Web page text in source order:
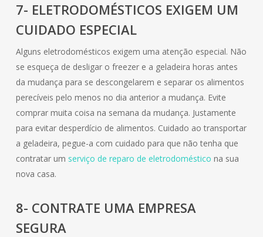
7- ELETRODOMÉSTICOS EXIGEM UM
CUIDADO ESPECIAL
Alguns eletrodomésticos exigem uma atenção especial. Não
se esqueça de desligar o freezer e a geladeira horas antes
da mudança para se descongelarem e separar os alimentos
perecíveis pelo menos no dia anterior a mudança. Evite
comprar muita coisa na semana da mudança. Justamente
para evitar desperdício de alimentos. Cuidado ao transportar
a geladeira, pegue-a com cuidado para que não tenha que
contratar um serviço de reparo de eletrodoméstico na sua
nova casa.
8- CONTRATE UMA EMPRESA
SEGURA